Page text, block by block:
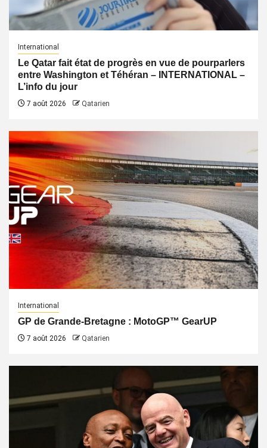
International
Le Qatar fait état de progrès en vue de pourparlers
entre Washington et Téhéran – INTERNATIONAL –
L’info du jour
7 août 2026 Qatarien
International
GP de Grande-Bretagne : MotoGP™ GearUP
7 août 2026 Qatarien